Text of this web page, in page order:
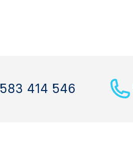
583 414 546